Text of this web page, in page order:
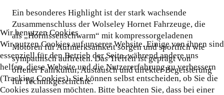
Ein besonderes Highlight ist der stark wachsende
Zusammenschluss der Wolseley Hornet Fahrzeuge, die
als „Hornissenschwarm“ mit kompressorgeladenen
Motoren für Aufmerksamkeit sorgen und sportlich wie
sympathisch auftreten. Das Treffen ist geprägt von
offener Fahrkultur, Austausch und direkter Begeisterung
für Technikgeschichte.
Wir benutzen Cookies
Wir nutzen Cookies auf unserer Website. Einige von ihnen sind
essenziell für den Betrieb der Seite, während andere uns
helfen, diese Website und die Nutzererfahrung zu verbessern
(Tracking Cookies). Sie können selbst entscheiden, ob Sie die
Cookies zulassen möchten. Bitte beachten Sie, dass bei einer